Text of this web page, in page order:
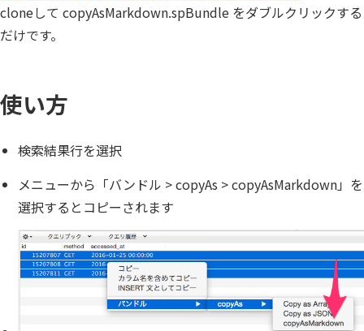
cloneして copyAsMarkdown.spBundle をダブルクリックする
だけです。
使い方
検索結果行を選択
メニューから「バンドル > copyAs > copyAsMarkdown」を
選択するとコピーされます